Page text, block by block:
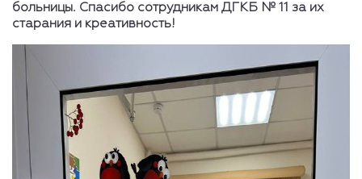
больницы. Спасибо сотрудникам ДГКБ № 11 за их
старания и креативность!